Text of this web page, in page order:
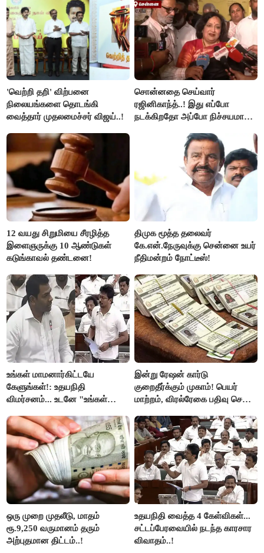
'வெற்றி தறி' விற்பனை
நிலையங்களை தொடங்கி
வைத்தார் முதலமைச்சர் விஜய்..!
சொன்னதை செய்வார்
ரஜினிகாந்த்..! இது எப்போ
நடக்கிறதோ அப்போ நிச்சயமாக
ரஜினிகாந்த்..!
12 வயது சிறுமியை சீரழித்த
இளைஞருக்கு 10 ஆண்டுகள்
கடுங்காவல் தண்டனை!
திமுக மூத்த தலைவர்
கே.என்.நேருவுக்கு சென்னை உயர்
நீதிமன்றம் நோட்டீஸ்!
உங்கள் மாமனார்கிட்டயே
கேளுங்கள்!: உதயநிதி
விமர்சனம்... உடனே "உங்கள்
ஆதவ் அர்ஜுனா பதிலடி!
இன்று ரேஷன் கார்டு
குறைதீர்க்கும் முகாம்! பெயர்
மாற்றம், விரல்ரேகை பதிவு செய்ய
ஒரு முறை முதலீடு, மாதம்
ரூ.9,250 வருமானம் தரும்
அற்புதமான திட்டம்..!
உதயநிதி வைத்த 4 கேள்விகள்...
சட்டப்பேரவையில் நடந்த காரசார
விவாதம்..!